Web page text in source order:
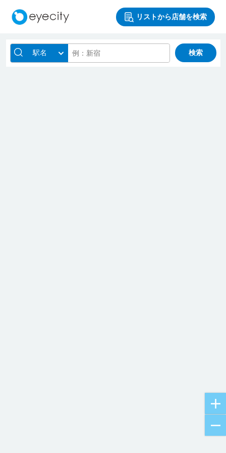
リストから店舗を検索
駅名 検索